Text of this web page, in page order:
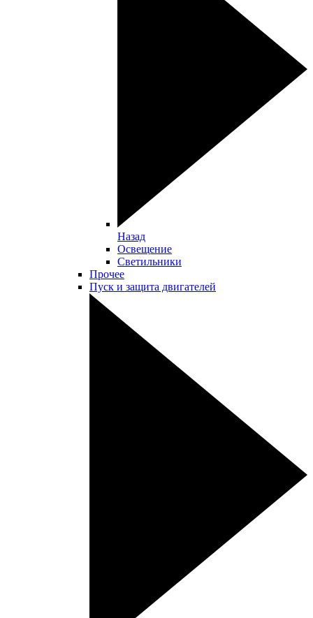
Назад
Освещение
Светильники
Прочее
Пуск и защита двигателей